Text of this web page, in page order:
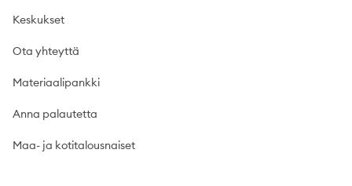
Keskukset
Ota yhteyttä
Materiaalipankki
Anna palautetta
Maa- ja kotitalousnaiset